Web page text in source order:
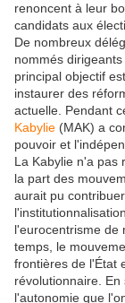
renoncent à leur
candidats aux
De nombreux
nommés
principal objectif
instaurer des
actuelle. Pendant
Kabylie (MAK) a
pouvoir et
La Kabylie n'a pas
la part des
aurait pu
l'eurocentrisme de
temps, le
frontières de l'État
révolutionnaire.
l'autonomie que